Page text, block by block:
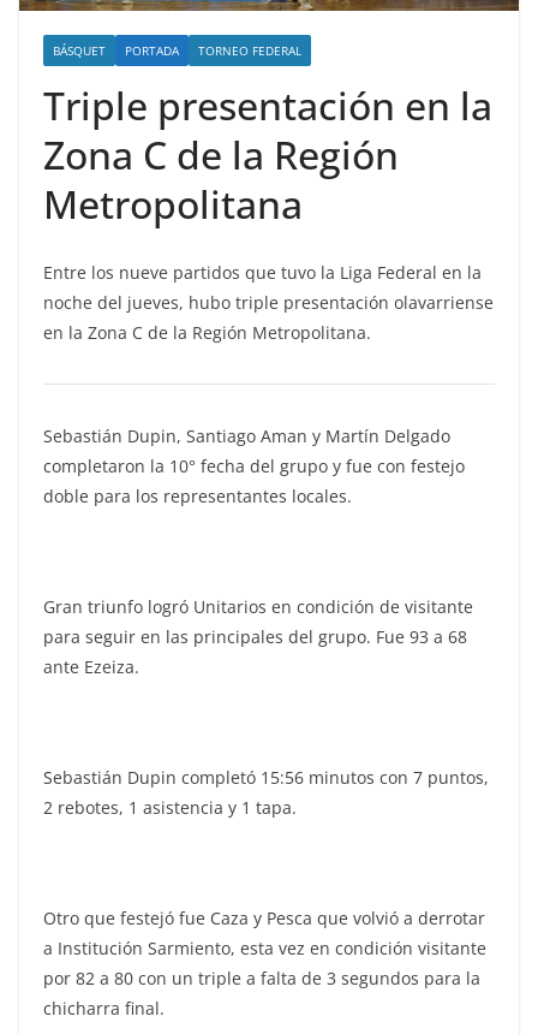
BÁSQUET PORTADA TORNEO FEDERAL
Triple presentación en la
Zona C de la Región
Metropolitana
Entre los nueve partidos que tuvo la Liga Federal en la
noche del jueves, hubo triple presentación olavarriense
en la Zona C de la Región Metropolitana.
Sebastián Dupin, Santiago Aman y Martín Delgado
completaron la 10° fecha del grupo y fue con festejo
doble para los representantes locales.
Gran triunfo logró Unitarios en condición de visitante
para seguir en las principales del grupo. Fue 93 a 68
ante Ezeiza.
Sebastián Dupin completó 15:56 minutos con 7 puntos,
2 rebotes, 1 asistencia y 1 tapa.
Otro que festejó fue Caza y Pesca que volvió a derrotar
a Institución Sarmiento, esta vez en condición visitante
por 82 a 80 con un triple a falta de 3 segundos para la
chicharra final.